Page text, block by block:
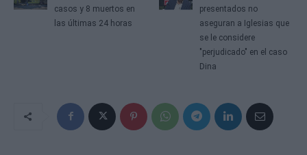
casos y 8 muertos en
las últimas 24 horas
presentados no
aseguran a Iglesias que
se le considere
"perjudicado" en el caso
Dina